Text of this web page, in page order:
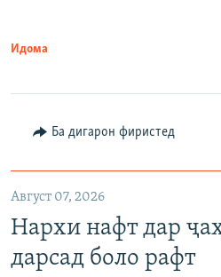
Идома
Ба дигарон фиристед
Август 07, 2026
Нархи нафт дар
дарсад боло рафт